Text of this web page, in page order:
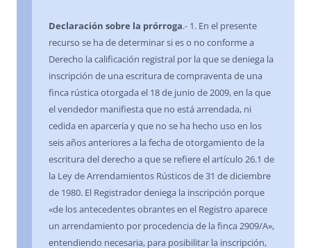
Declaración sobre la prórroga.- 1. En el presente
recurso se ha de determinar si es o no conforme a
Derecho la calificación registral por la que se deniega la
inscripción de una escritura de compraventa de una
finca rústica otorgada el 18 de junio de 2009, en la que
el vendedor manifiesta que no está arrendada, ni
cedida en aparcería y que no se ha hecho uso en los
seis años anteriores a la fecha de otorgamiento de la
escritura del derecho a que se refiere el artículo 26.1 de
la Ley de Arrendamientos Rústicos de 31 de diciembre
de 1980. El Registrador deniega la inscripción porque
«de los antecedentes obrantes en el Registro aparece
un arrendamiento por procedencia de la finca 2909/A»,
entendiendo necesaria, para posibilitar la inscripción,